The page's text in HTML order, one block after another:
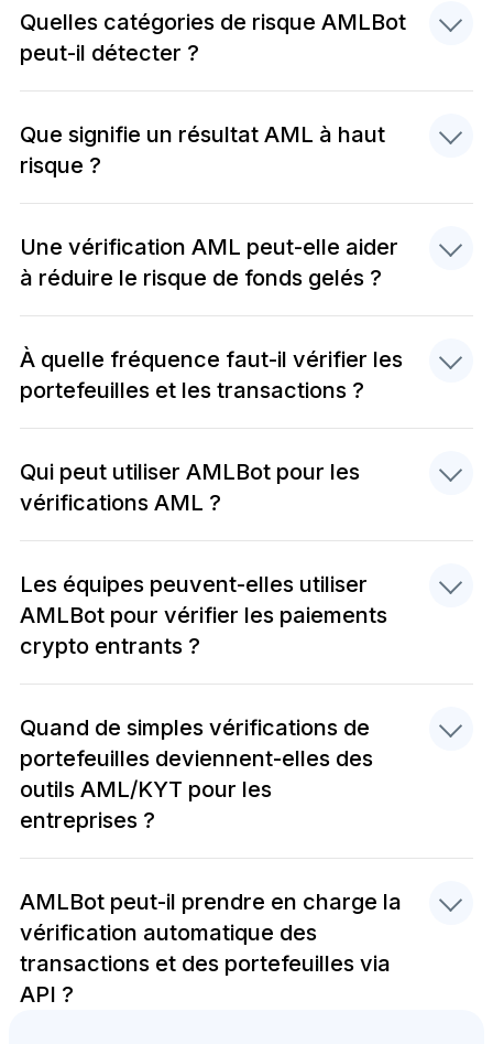
Quelles catégories de risque AMLBot
peut-il détecter ?
Que signifie un résultat AML à haut
risque ?
Une vérification AML peut-elle aider
à réduire le risque de fonds gelés ?
À quelle fréquence faut-il vérifier les
portefeuilles et les transactions ?
Qui peut utiliser AMLBot pour les
vérifications AML ?
Les équipes peuvent-elles utiliser
AMLBot pour vérifier les paiements
crypto entrants ?
Quand de simples vérifications de
portefeuilles deviennent-elles des
outils AML/KYT pour les
entreprises ?
AMLBot peut-il prendre en charge la
vérification automatique des
transactions et des portefeuilles via
API ?